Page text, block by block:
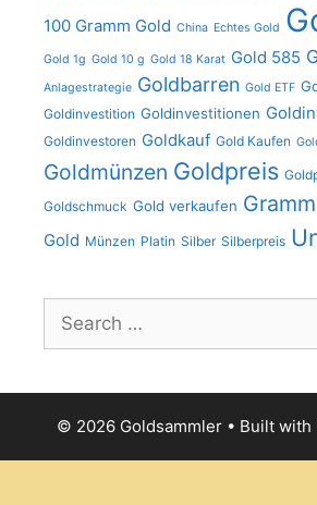
100 Gramm Gold China Echtes Gold
Gold 1g Gold 10 g Gold 18 Karat Gold 585
Anlagestrategie Goldbarren Gold ETF
Goldinvestition Goldinvestitionen
Goldinvestoren Goldkauf Gold Kaufen
Goldmünzen Goldpreis
Goldschmuck Gold verkaufen Gramm
Gold Münzen Platin Silber Silberpreis
Search
for:
© 2026 Goldsammler• Built with